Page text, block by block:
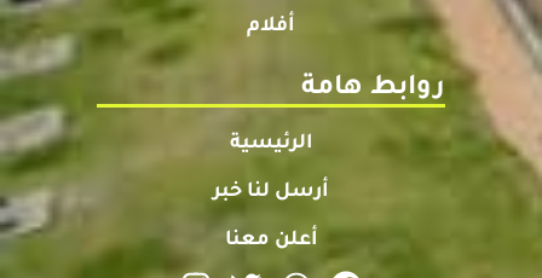
أفلام
روابط هامة
الرئيسية
أرسل لنا خبر
أعلن معنا